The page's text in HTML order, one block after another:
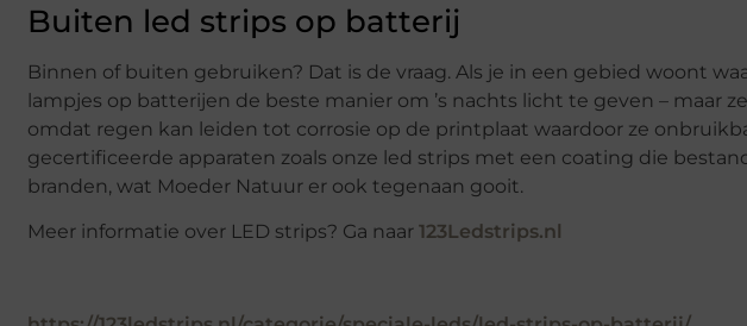
Buiten led strips op batterij
Binnen of buiten gebruiken? Dat is de vraag. Als je in een gebied woont
lampjes op batterijen de beste manier om ’s nachts licht te geven – maar
omdat regen kan leiden tot corrosie op de printplaat waardoor ze
gecertificeerde apparaten zoals onze led strips met een coating die
branden, wat Moeder Natuur er ook tegenaan gooit.
Meer informatie over LED strips? Ga naar 123Ledstrips.nl